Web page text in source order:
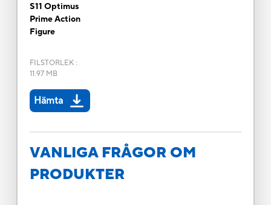
S11 Optimus
Prime Action
Figure
FILSTORLEK:
11.97 MB
Hämta
VANLIGA FRÅGOR OM
PRODUKTER